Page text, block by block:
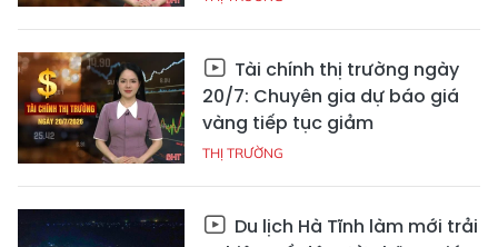
Tài chính thị trường ngày
20/7: Chuyên gia dự báo giá
vàng tiếp tục giảm
THỊ TRƯỜNG
Du lịch Hà Tĩnh làm mới trải